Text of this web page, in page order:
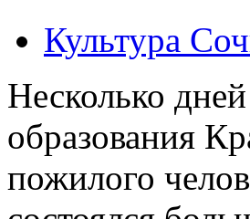
Культура
Несколько
образования
пожилого